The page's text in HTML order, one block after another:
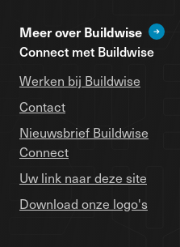
Meer over Buildwise
Connect met Buildwise
Werken bij Buildwise
Contact
Nieuwsbrief Buildwise
Connect
Uw link naar deze site
Download onze logo's